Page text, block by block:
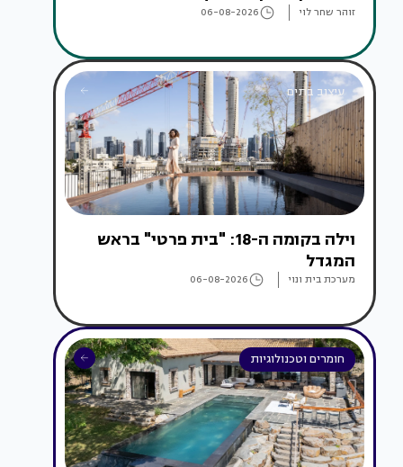
זוהר שחר לוי 06-08-2026
עיצוב בתים
וילה בקומה ה-18: "בית פרטי" בראש
המגדל
מערכת בית ונוי 06-08-2026
חומרים וטכנולוגיות